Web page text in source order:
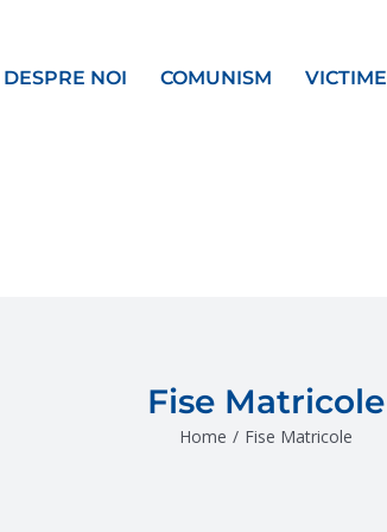
DESPRE NOI COMUNISM VICTIME
Fise Matricole
Home / Fise Matricole